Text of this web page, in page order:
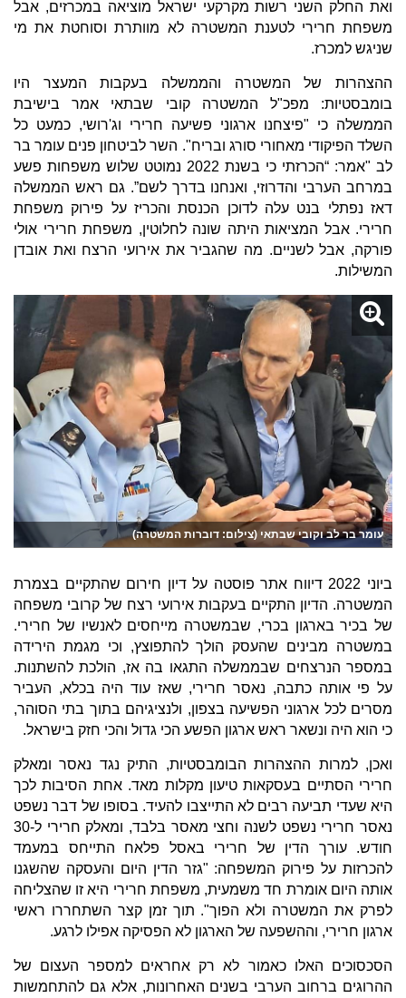
ואת החלק השני רשות מקרקעי ישראל מוציאה במכרזים, אבל
משפחת חרירי לטענת המשטרה לא מוותרת וסוחטת את מי
שניגש למכרז.
ההצהרות של המשטרה והממשלה בעקבות המעצר היו
בומבסטיות: מפכ"ל המשטרה קובי שבתאי אמר בישיבת
הממשלה כי "פיצחנו ארגוני פשיעה חרירי וג'רושי, כמעט כל
השלד הפיקודי מאחורי סורג ובריח". השר לביטחון פנים עומר בר
לב "אמר: “הכרזתי כי בשנת 2022 נמוטט שלוש משפחות פשע
במרחב הערבי והדרוזי, ואנחנו בדרך לשם”. גם ראש הממשלה
דאז נפתלי בנט עלה לדוכן הכנסת והכריז על פירוק משפחת
חרירי. אבל המציאות היתה שונה לחלוטין, משפחת חרירי אולי
פורקה, אבל לשניים. מה שהגביר את אירועי הרצח ואת אובדן
המשילות.
עומר בר לב וקובי שבתאי (צילום: דוברות המשטרה)
ביוני 2022 דיווח אתר פוסטה על דיון חירום שהתקיים בצמרת
המשטרה. הדיון התקיים בעקבות אירועי רצח של קרובי משפחה
של בכיר בארגון בכרי, שבמשטרה מייחסים לאנשיו של חרירי.
במשטרה מבינים שהעסק הולך להתפוצץ, וכי מגמת הירידה
במספר הנרצחים שבממשלה התגאו בה אז, הולכת להשתנות.
על פי אותה כתבה, נאסר חרירי, שאז עוד היה בכלא, העביר
מסרים לכל ארגוני הפשיעה בצפון, ולנציגיהם בתוך בתי הסוהר,
כי הוא היה ונשאר ראש ארגון הפשע הכי גדול והכי חזק בישראל.
ואכן, למרות ההצהרות הבומבסטיות, התיק נגד נאסר ומאלק
חרירי הסתיים בעסקאות טיעון מקלות מאד. אחת הסיבות לכך
היא שעדי תביעה רבים לא התייצבו להעיד. בסופו של דבר נשפט
נאסר חרירי נשפט לשנה וחצי מאסר בלבד, ומאלק חרירי ל-30
חודש. עורך הדין של חרירי באסל פלאח התייחס במעמד
להכרזות על פירוק המשפחה: "גזר הדין היום והעסקה שהשגנו
אותה היום אומרת חד משמעית, משפחת חרירי היא זו שהצליחה
לפרק את המשטרה ולא הפוך". תוך זמן קצר השתחררו ראשי
ארגון חרירי, וההשפעה של הארגון לא הפסיקה אפילו לרגע.
הסכסוכים האלו כאמור לא רק אחראים למספר העצום של
ההרוגים ברחוב הערבי בשנים האחרונות, אלא גם להתחמשות